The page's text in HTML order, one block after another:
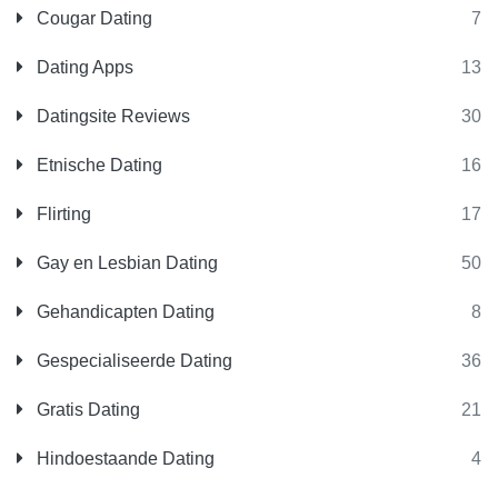
Cougar Dating 7
Dating Apps 13
Datingsite Reviews 30
Etnische Dating 16
Flirting 17
Gay en Lesbian Dating 50
Gehandicapten Dating 8
Gespecialiseerde Dating 36
Gratis Dating 21
Hindoestaande Dating 4